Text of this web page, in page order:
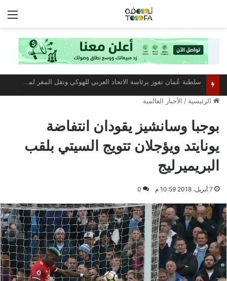
الرئيسية / الأخبار العالمية
بوجبا وسانشيز يقودان انتفاضة
يونايتد ويؤجلان تتويج السيتي بلقب
البريميرليج
7 أبريل، 2018 10:59 م 0